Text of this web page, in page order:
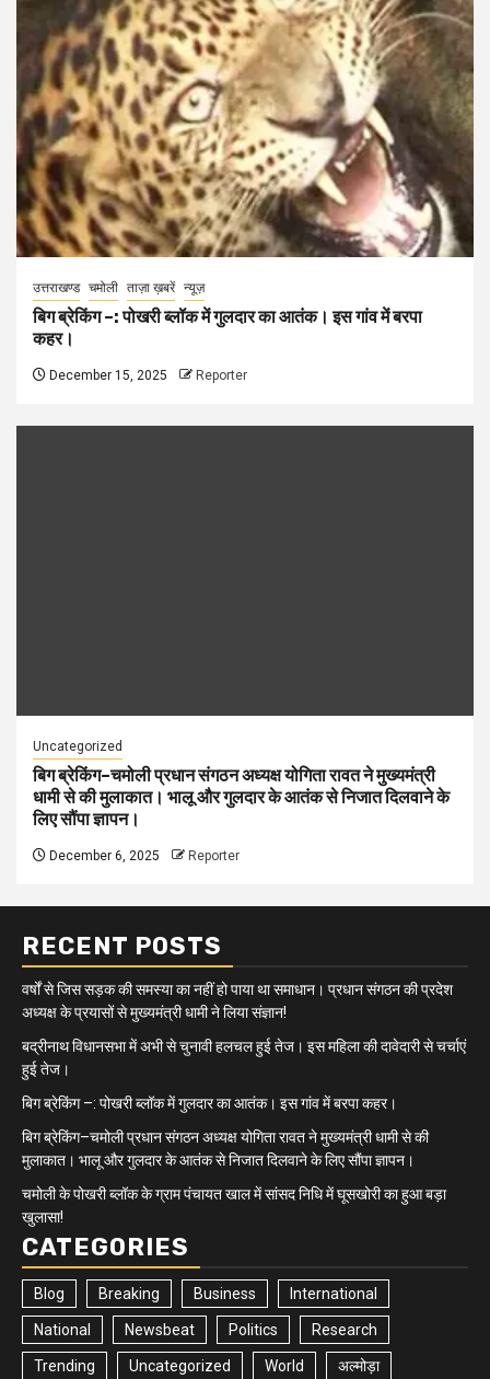
उत्तराखण्ड चमोली ताज़ा ख़बरें न्यूज़
बिग ब्रेकिंग –: पोखरी ब्लॉक में गुलदार का आतंक। इस गांव में बरपा
कहर।
December 15, 2025 Reporter
Uncategorized
बिग ब्रेकिंग–चमोली प्रधान संगठन अध्यक्ष योगिता रावत ने मुख्यमंत्री
धामी से की मुलाकात। भालू और गुलदार के आतंक से निजात दिलवाने के
लिए सौंपा ज्ञापन।
December 6, 2025 Reporter
RECENT POSTS
वर्षों से जिस सड़क की समस्या का नहीं हो पाया था समाधान। प्रधान संगठन की प्रदेश
अध्यक्ष के प्रयासों से मुख्यमंत्री धामी ने लिया संज्ञान!
बद्रीनाथ विधानसभा में अभी से चुनावी हलचल हुई तेज। इस महिला की दावेदारी से चर्चाएं
हुई तेज।
बिग ब्रेकिंग –: पोखरी ब्लॉक में गुलदार का आतंक। इस गांव में बरपा कहर।
बिग ब्रेकिंग–चमोली प्रधान संगठन अध्यक्ष योगिता रावत ने मुख्यमंत्री धामी से की
मुलाकात। भालू और गुलदार के आतंक से निजात दिलवाने के लिए सौंपा ज्ञापन।
चमोली के पोखरी ब्लॉक के ग्राम पंचायत खाल में सांसद निधि में घूसखोरी का हुआ बड़ा
खुलासा!
CATEGORIES
Blog Breaking Business International
National Newsbeat Politics Research
Trending Uncategorized World अल्मोड़ा